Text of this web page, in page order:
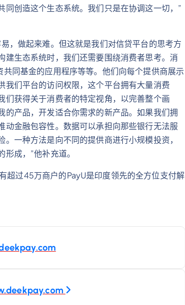
创造这个生态系统。我们只是在协调这一切，”
，做起来难。但这就是我们对信贷平台的思考方
生态系统时，我们还需要围绕消费者思考。消
同基金的应用程序等等。他们向每个提供商展示
我们平台的访问权限，这个平台拥有大量消费
获得关于消费者的特定视角，以完善整个画
产品，开发适合你需求的新产品。如果我们拥
金融包容性。数据可以承担向那些银行无法服
一种方法是向不同的提供商进行小规模投资，
成，”他补充道。
超过45万商户的PayU是印度领先的全方位支付解